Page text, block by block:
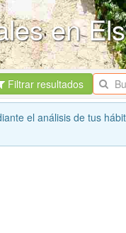
en
Filtrar resultados
el análisis de tus